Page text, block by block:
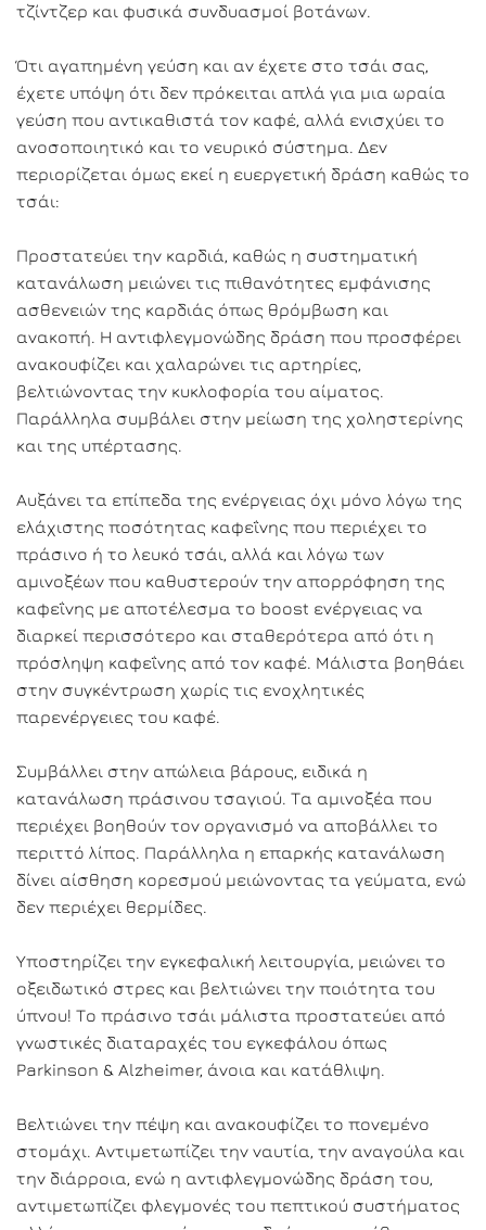
τζίντζερ και φυσικά συνδυασμοί βοτάνων.
Ότι αγαπημένη γεύση και αν έχετε στο τσάι σας,
έχετε υπόψη ότι δεν πρόκειται απλά για μια ωραία
γεύση που αντικαθιστά τον καφέ, αλλά ενισχύει το
ανοσοποιητικό και το νευρικό σύστημα. Δεν
περιορίζεται όμως εκεί η ευεργετική δράση καθώς το
τσάι:
Προστατεύει την καρδιά, καθώς η συστηματική
κατανάλωση μειώνει τις πιθανότητες εμφάνισης
ασθενειών της καρδιάς όπως θρόμβωση και
ανακοπή. Η αντιφλεγμονώδης δράση που προσφέρει
ανακουφίζει και χαλαρώνει τις αρτηρίες,
βελτιώνοντας την κυκλοφορία του αίματος.
Παράλληλα συμβάλει στην μείωση της χοληστερίνης
και της υπέρτασης.
Αυξάνει τα επίπεδα της ενέργειας όχι μόνο λόγω της
ελάχιστης ποσότητας καφεΐνης που περιέχει το
πράσινο ή το λευκό τσάι, αλλά και λόγω των
αμινοξέων που καθυστερούν την απορρόφηση της
καφεΐνης με αποτέλεσμα το boost ενέργειας να
διαρκεί περισσότερο και σταθερότερα από ότι η
πρόσληψη καφεΐνης από τον καφέ. Μάλιστα βοηθάει
στην συγκέντρωση χωρίς τις ενοχλητικές
παρενέργειες του καφέ.
Συμβάλλει στην απώλεια βάρους, ειδικά η
κατανάλωση πράσινου τσαγιού. Τα αμινοξέα που
περιέχει βοηθούν τον οργανισμό να αποβάλλει το
περιττό λίπος. Παράλληλα η επαρκής κατανάλωση
δίνει αίσθηση κορεσμού μειώνοντας τα γεύματα, ενώ
δεν περιέχει θερμίδες.
Υποστηρίζει την εγκεφαλική λειτουργία, μειώνει το
οξειδωτικό στρες και βελτιώνει την ποιότητα του
ύπνου! Το πράσινο τσάι μάλιστα προστατεύει από
γνωστικές διαταραχές του εγκεφάλου όπως
Parkinson & Alzheimer, άνοια και κατάθλιψη.
Βελτιώνει την πέψη και ανακουφίζει το πονεμένο
στομάχι. Αντιμετωπίζει την ναυτία, την αναγούλα και
την διάρροια, ενώ η αντιφλεγμονώδης δράση του,
αντιμετωπίζει φλεγμονές του πεπτικού συστήματος